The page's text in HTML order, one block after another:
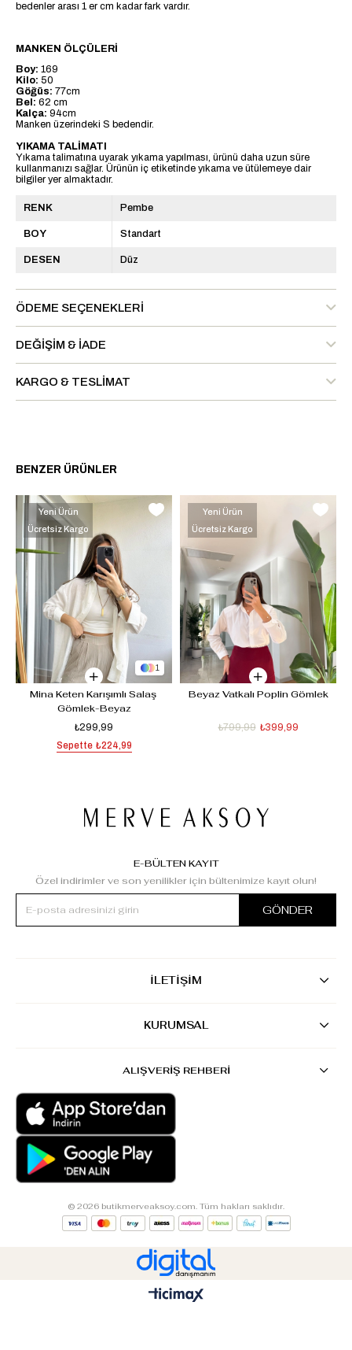
bedenler arası 1 er cm kadar fark vardır.
MANKEN ÖLÇÜLERİ
Boy: 169
Kilo: 50
Göğüs: 77cm
Bel: 62 cm
Kalça: 94cm
Manken üzerindeki S bedendir.
YIKAMA TALİMATI
Yıkama talimatına uyarak yıkama yapılması, ürünü daha uzun süre
kullanmanızı sağlar. Ürünün iç etiketinde yıkama ve ütülemeye dair
bilgiler yer almaktadır.
RENK Pembe
BOY Standart
DESEN Düz
ÖDEME SEÇENEKLERI
DEĞIŞIM & İADE
KARGO & TESLIMAT
BENZER ÜRÜNLER
1
Mina Keten Karışımlı Salaş
Gömlek-Beyaz
₺299,99
Sepette ₺224,99
Yeni Ürün
Ücretsiz Kargo
Beyaz Vatkalı Poplin Gömlek
₺399,99
₺799,99
Yeni Ürün
Ücretsiz Kargo
E-BÜLTEN KAYIT
Özel indirimler ve son yenilikler için bültenimize kayıt olun!
GÖNDER
İLETİŞİM
KURUMSAL
ALIŞVERİŞ REHBERİ
© 2026 butikmerveaksoy.com. Tüm hakları saklıdır.